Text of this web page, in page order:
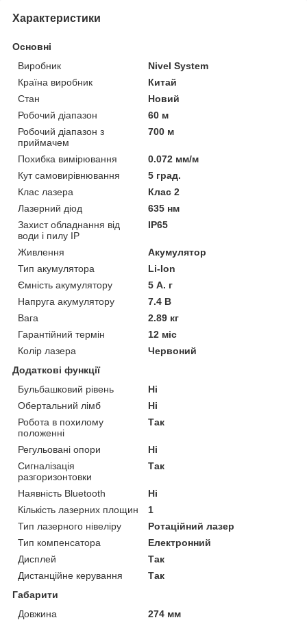
Характеристики
Основні
Виробник
Nivel System
Країна виробник
Китай
Стан
Новий
Робочий діапазон
60 м
Робочий діапазон з
приймачем
700 м
Похибка вимірювання
0.072 мм/м
Кут самовирівнювання
5 град.
Клас лазера
Клас 2
Лазерний діод
635 нм
Захист обладнання від
води і пилу IP
IP65
Живлення
Акумулятор
Тип акумулятора
Li-Ion
Ємність акумулятору
5 А. г
Напруга акумулятору
7.4 В
Вага
2.89 кг
Гарантійний термін
12 міс
Колір лазера
Червоний
Додаткові функції
Бульбашковий рівень
Ні
Обертальний лімб
Ні
Робота в похилому
положенні
Так
Регульовані опори
Ні
Сигналізація
разгоризонтовки
Так
Наявність Bluetooth
Ні
Кількість лазерних площин
1
Тип лазерного нівеліру
Ротаційний лазер
Тип компенсатора
Електронний
Дисплей
Так
Дистанційне керування
Так
Габарити
Довжина
274 мм